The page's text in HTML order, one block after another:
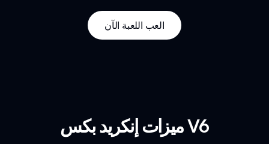
العب اللعبة الآن
ميزات إنكريد بكس V6